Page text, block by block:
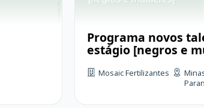
Programa novos
estágio [negros e
Mosaic Fertilizantes